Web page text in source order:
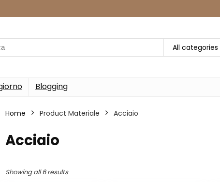
All categories
Blogging
Home Product Materiale ‎Acciaio
‎Acciaio
Showing all 6 results